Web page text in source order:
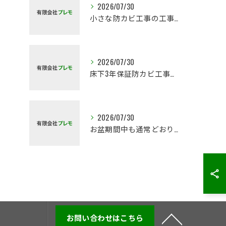
2026/07/30
小さな防カビ工事の工事地域が広くなります
2026/07/30
床下3年保証防カビ工事はじめました
2026/07/30
お盆期間中も通常どおり対応いたします
お問い合わせはこちら